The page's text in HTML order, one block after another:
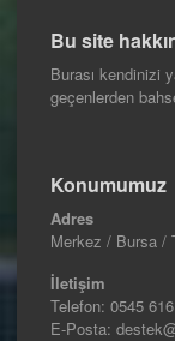
Bu site
Burası kendinizi
geçenlerden
Konumumuz
Adres
Merkez / Bursa /
İletişim
Telefon: 0545
E-Posta: